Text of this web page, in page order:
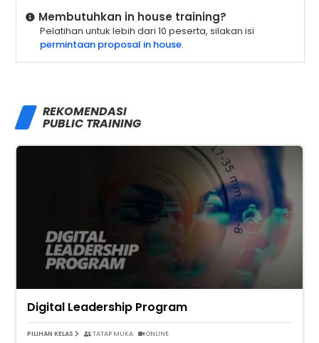
Membutuhkan in house training?
Pelatihan untuk lebih dari 10 peserta, silakan isi
permintaan proposal in house.
REKOMENDASI
PUBLIC TRAINING
Digital Leadership Program
PILIHAN KELAS TATAP MUKA ONLINE